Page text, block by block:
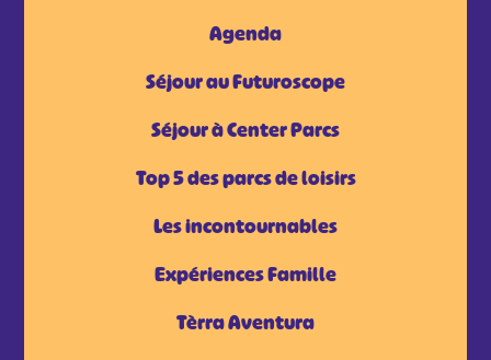
Agenda
Séjour au Futuroscope
Séjour à Center Parcs
Top 5 des parcs de loisirs
Les incontournables
Expériences Famille
Tèrra Aventura